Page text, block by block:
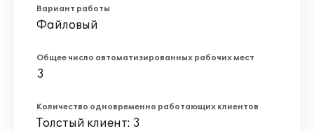
Вариант работы
Файловый
Общее число автоматизированных рабочих мест
3
Количество одновременно работающих клиентов
Толстый клиент: 3